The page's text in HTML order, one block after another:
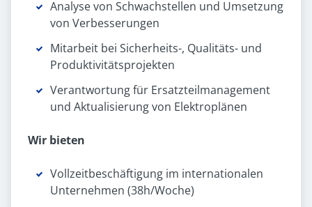
Analyse von Schwachstellen und Umsetzung
von Verbesserungen
Mitarbeit bei Sicherheits-, Qualitäts- und
Produktivitätsprojekten
Verantwortung für Ersatzteilmanagement
und Aktualisierung von Elektroplänen
Wir bieten
Vollzeitbeschäftigung im internationalen
Unternehmen (38h/Woche)